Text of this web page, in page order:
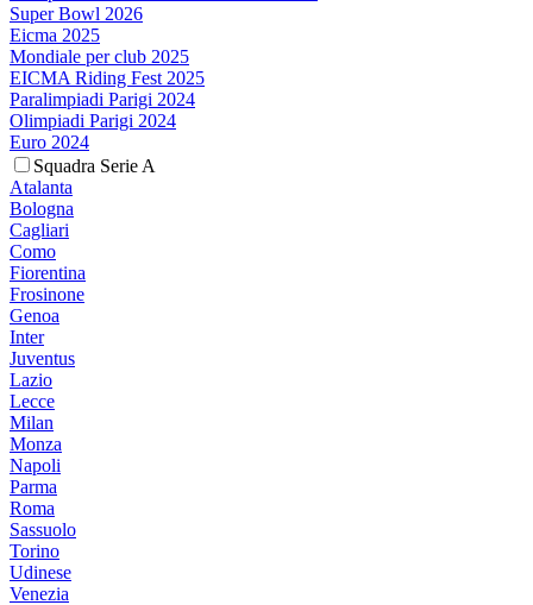
Super Bowl 2026
Eicma 2025
Mondiale per club 2025
EICMA Riding Fest 2025
Paralimpiadi Parigi 2024
Olimpiadi Parigi 2024
Euro 2024
Squadra Serie A
Atalanta
Bologna
Cagliari
Como
Fiorentina
Frosinone
Genoa
Inter
Juventus
Lazio
Lecce
Milan
Monza
Napoli
Parma
Roma
Sassuolo
Torino
Udinese
Venezia